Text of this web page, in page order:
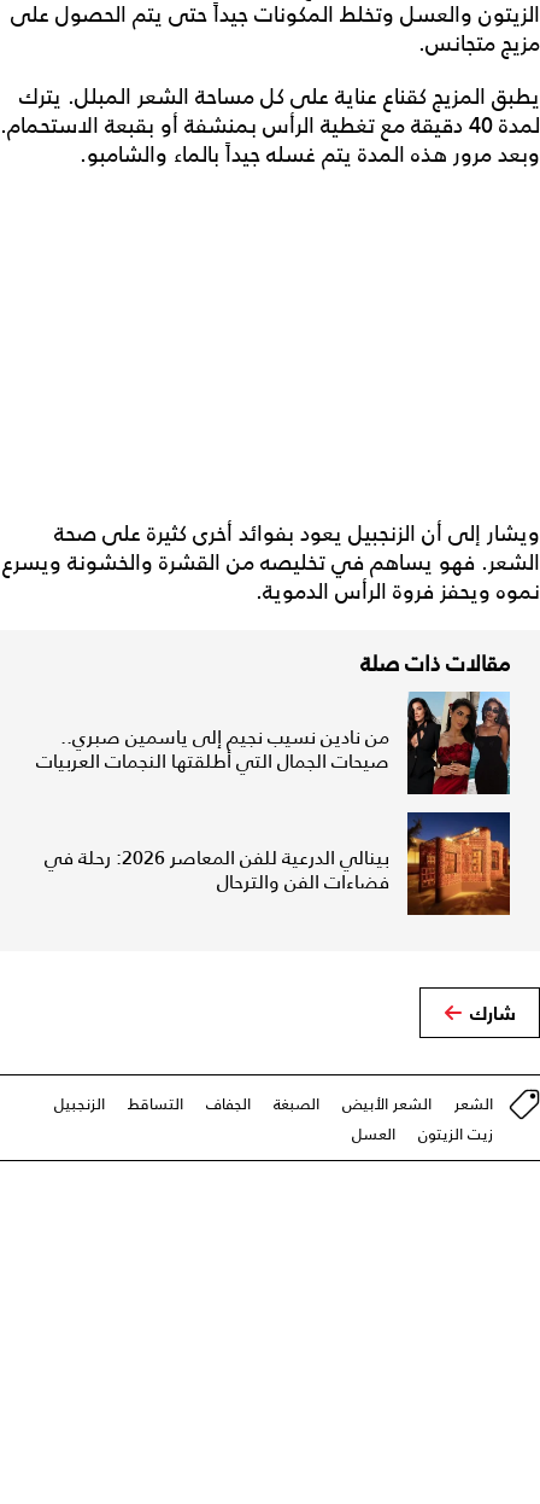
الزيتون والعسل وتخلط المكونات جيداً حتى يتم الحصول على
مزيج متجانس.
يطبق المزيج كقناع عناية على كل مساحة الشعر المبلل. يترك
لمدة 40 دقيقة مع تغطية الرأس بمنشفة أو بقبعة الاستحمام.
وبعد مرور هذه المدة يتم غسله جيداً بالماء والشامبو.
ويشار إلى أن الزنجبيل يعود بفوائد أخرى كثيرة على صحة
الشعر. فهو يساهم في تخليصه من القشرة والخشونة ويسرع
نموه ويحفز فروة الرأس الدموية.
مقالات ذات صلة
من نادين نسيب نجيم إلى ياسمين صبري..
صيحات الجمال التي أطلقتها النجمات العربيات
بينالي الدرعية للفن المعاصر 2026: رحلة في
فضاءات الفن والترحال
شارك
الشعر الشعر الأبيض الصبغة الجفاف التساقط
الزنجبيل
زيت الزيتون
العسل